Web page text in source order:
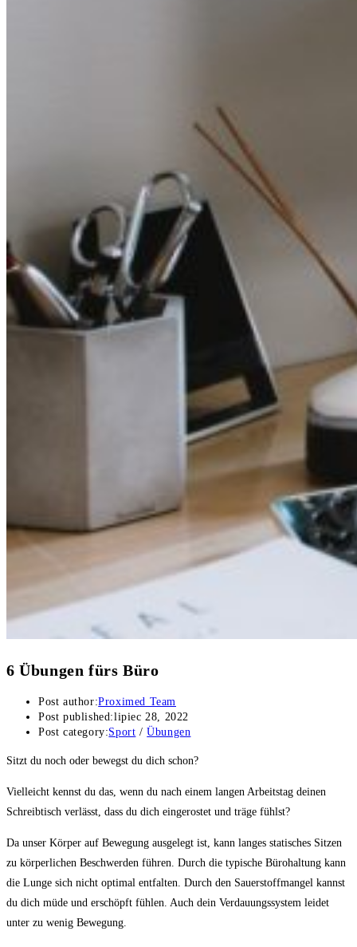
6 Übungen fürs Büro
Post author:Proximed Team
Post published:lipiec 28, 2022
Post category:Sport / Übungen
Sitzt du noch oder bewegst du dich schon?
Vielleicht kennst du das, wenn du nach einem langen Arbeitstag deinen
Schreibtisch verlässt, dass du dich eingerostet und träge fühlst?
Da unser Körper auf Bewegung ausgelegt ist, kann langes statisches Sitzen
zu körperlichen Beschwerden führen. Durch die typische Bürohaltung kann
die Lunge sich nicht optimal entfalten. Durch den Sauerstoffmangel kannst
du dich müde und erschöpft fühlen. Auch dein Verdauungssystem leidet
unter zu wenig Bewegung.